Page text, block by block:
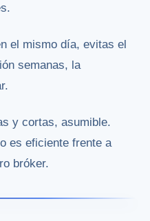
el mismo día, evitas el
semanas, la
y cortas, asumible.
es eficiente frente a
bróker.